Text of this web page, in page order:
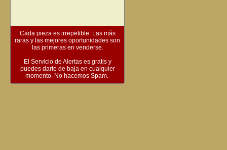
Cada pieza es irrepetible. Las más
raras y las mejores oportunidades son
las primeras en venderse.
El Servicio de Alertas es gratis y
puedes darte de baja en cualquier
momento. No hacemos Spam.